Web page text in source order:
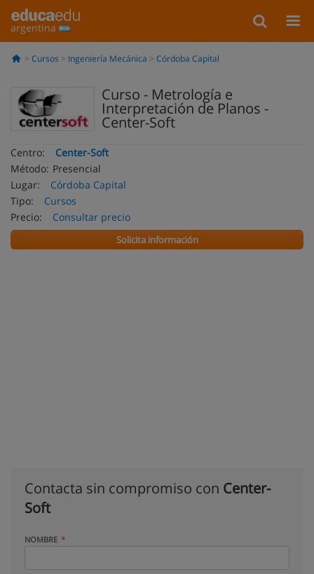
argentina
Cursos Ingeniería Mecánica Córdoba Capital
Curso - Metrología e
Interpretación de Planos -
Center-Soft
Centro:
Center-Soft
Método: Presencial
Lugar:
Córdoba Capital
Tipo:
Cursos
Precio:
Consultar precio
Solicita información
Contacta sin compromiso con Center-
Soft
NOMBRE